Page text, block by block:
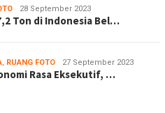
28 September 2023
Ton di Indonesia Bel…
, RUANG FOTO 27 September 2023
Rasa Eksekutif, …